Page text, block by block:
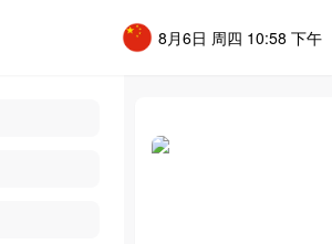
8月6日 周四 10:58 下午